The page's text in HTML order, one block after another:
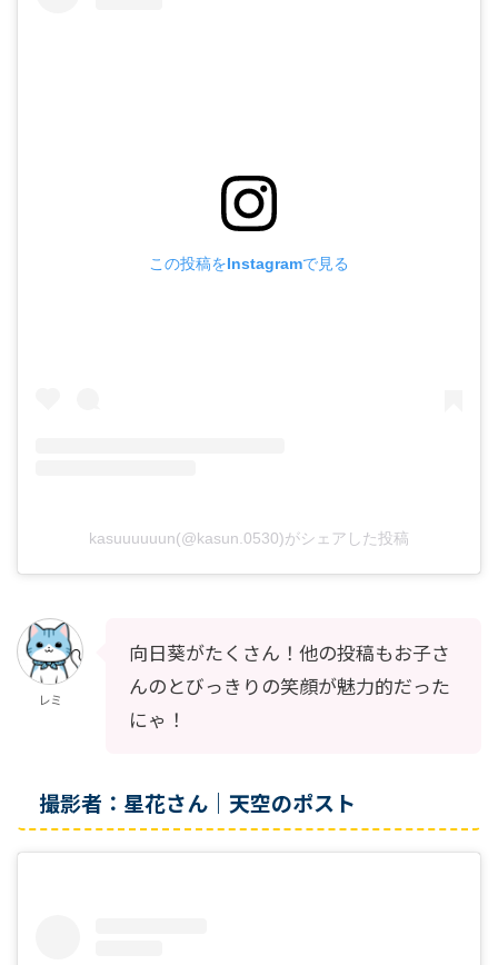
この投稿をInstagramで見る
kasuuuuuun(@kasun.0530)がシェアした投稿
レミ
向日葵がたくさん！他の投稿もお子さ
んのとびっきりの笑顔が魅力的だった
にゃ！
撮影者：星花さん｜天空のポスト